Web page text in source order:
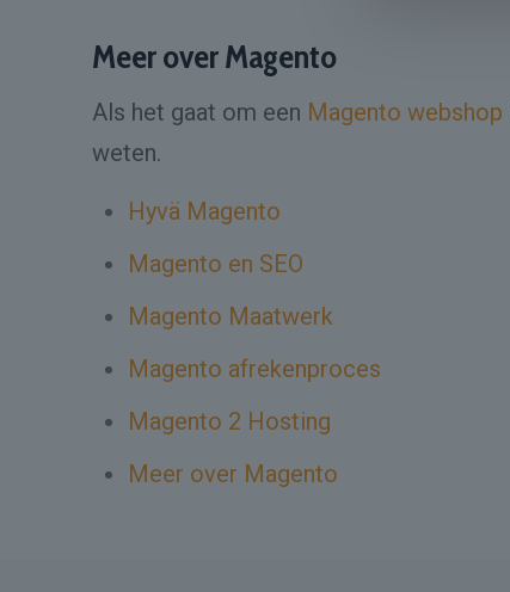
Meer over Magento
Als het gaat om een Magento webshop
weten.
Hyvä Magento
Magento en SEO
Magento Maatwerk
Magento afrekenproces
Magento 2 Hosting
Meer over Magento